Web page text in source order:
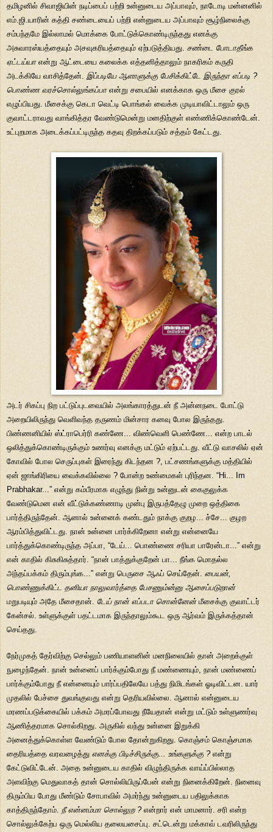
தமிழனில் சிவாஜியின் நடிப்பைப் பற்றி உன்னுடைய அப்பாவும், நாடோடி மன்னனில்
எம்.ஜி.யாரின் கத்தி சண்டையைப் பற்றி என்னுடைய அப்பாவும் சூழ்நிலைக்கு
சம்பந்தமே இல்லாமல் மொக்கை போட்டுக்கொண்டிருந்தது எனக்கு
அசுவாரஸ்யத்தையும் அசவுகரியத்தையும் ஏற்படுத்தியது. சண்டை போடாதீங்க
ஏட்டய்யா என்று ஆட்டையை கலைக்க எத்தனித்தாலும் நாகரிகம் கருதி
அடக்கியே வாசித்தேன். இப்படியே ஆளாளுக்கு பேசிக்கிட்டே இருந்தா எப்படி ?
பொண்ண வரச்சொல்லுங்கப்பா என்று சபையில் எனக்காக ஒரு மீசை குரல்
எழுப்பியது. மீசைக்கு கெடா வெட்டி பொங்கல் வைக்க முடியாவிட்டாலும் ஒரு
குவாட்டராவது வாங்கித்தர வேண்டுமென்று மனதிற்குள் எண்ணிக்கொண்டேன்.
உட்புறமாக அடைக்கப்பட்டிருந்த கதவு திறக்கப்படும் சத்தம் கேட்டது.
அடர் சிகப்பு நிற பட்டுப்புடவையில் அலங்காரத்துடன் நீ அன்னநடை போட்டு
அறையிலிருந்து வெளிவந்த தருணம் மின்சார கனவு போல இருந்தது.
பிண்ணனியில் ஸ்ட்ராபெர்ரி கண்ணே... விண்வெளி பெண்ணே... என்ற பாடல்
ஒலித்துக்கொண்டிருக்கும் உணர்வு எனக்கு மட்டும் ஏற்பட்டது. வீட்டு வாசலில் ஏன்
கோவில் போல செருப்புகள் இரைந்து கிடந்தன ?, பட்சணங்களுக்கு மத்தியில்
ஏன் ஜாங்கிரியை வைக்கவில்லை ? போன்ற உண்மைகள் புரிந்தன. “Hi... Im
Prabhakar...” என்று கம்பீரமாக எழுந்து நின்று உன்னுடன் கைகுலுக்க
வேண்டுமென என் வீட்டுக்கண்ணாடி முன்பு இருபத்தேழு முறை ஒத்திகை
பார்த்திருந்தேன். ஆனால் உன்னைக் கண்டதும் நாக்கு குறழ... ச்சே... குழற
ஆரம்பித்துவிட்டது. நான் உன்னை பார்க்கிறேனா என்று என்னையே
பார்த்துக்கொண்டிருந்த அப்பா, “டேய்... பொண்ணை சரியா பாரேன்டா...” என்று
என் காதில் கிசுகிசுத்தார். “நான் பாத்துக்குறேன் பா... நீங்க மொதல்ல
அந்தப்பக்கம் திரும்புங்க...” என்று பெருசை ஆஃப் செய்தேன். பையன்,
பொண்ணுக்கிட்ட தனியா நாலுவார்த்தை பேசணும்ன்னு ஆசைப்படுறான்
மறுபடியும் அதே மீசைதான். டேய் நான் எப்படா சொன்னேன் மீசைக்கு குவாட்டர்
கேன்சல். உள்ளுக்குள் பதட்டமாக இருந்தாலும்கூட ஒரு ஆர்வம் இருக்கத்தான்
செய்தது.
நேர்முகத் தேர்விற்கு செல்லும் பணியாளனின் மனநிலையில் தான் அறைக்குள்
நுழைந்தேன். நான் உன்னைப் பார்க்கும்போது நீ மண்ணையும், நான் மண்ணைப்
பார்க்கும்போது நீ என்னையும் பார்ப்பதிலேயே பத்து நிமிடங்கள் ஓடிவிட்டன. யார்
முதலில் பேச்சை துவங்குவது என்று தெரியவில்லை. ஆனால் என்னுடைய
மரணப்படுக்கையில் பக்கம் அமரப்போவது நீயேதான் என்று மட்டும் உள்ளுணர்வு
ஆணித்தரமாக சொல்கிறது. அருகில் வந்து உன்னை இறுக்கி
அனைத்துக்கொள்ள வேண்டும் போல தோன்றுகிறது. கொஞ்சம் கொஞ்சமாக
தைரியத்தை வரவழைத்து எனக்கு பிடிச்சிருக்கு... உங்களுக்கு ? என்று
கேட்டுவிட்டேன். அதை உன்னுடைய காதில் விழுந்திருக்க வாய்ப்பில்லாத
அளவிற்கு மெதுவாகத் தான் சொல்லியிருப்பேன் என்று நினைக்கிறேன். நினைவு
திரும்பிய போது மீண்டும் சோபாவில் அமர்ந்து உன்னுடைய பதிலுக்காக
காத்திருந்தோம். நீ என்னம்மா சொல்லுற ? என்றார் என் மாமனார். சரி என்ற
சொல்லுக்கேற்ப ஒரு மெல்லிய தலையசைப்பு. சட்டென்று மக்காவ் டவரிலிருந்து